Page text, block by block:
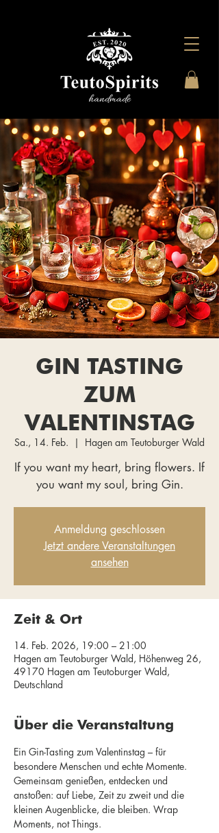
GIN TASTING
ZUM
VALENTINSTAG
Sa., 14. Feb.
  |
Hagen am Teutoburger Wald
If you want my heart, bring flowers. If
you want my soul, bring Gin.
Anmeldung geschlossen
Jetzt andere Veranstaltungen
ansehen
Zeit & Ort
14. Feb. 2026, 19:00 – 21:00
Hagen am Teutoburger Wald, Höhenweg 26,
49170 Hagen am Teutoburger Wald,
Deutschland
Über die Veranstaltung
Ein Gin-Tasting zum Valentinstag – für
besondere Menschen und echte Momente.
Gemeinsam genießen, entdecken und
anstoßen: auf Liebe, Zeit zu zweit und die
kleinen Augenblicke, die bleiben. Wrap
Moments, not Things.